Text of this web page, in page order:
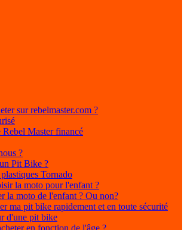
sur rebelmaster.com ?
Rebel Master financé
?
Pit Bike ?
Tornado
la moto pour l'enfant ?
la moto de l'enfant ? Ou non?
ma pit bike rapidement et en toute sécurité
d'une pit bike
en fonction de l'âge ?